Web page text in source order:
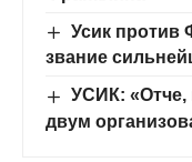
Усик против
звание
УСИК: «Отче,
двум